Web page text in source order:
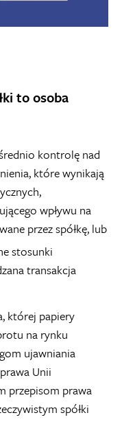
to osoba
kontrolę nad
które wynikają
wpływu na
przez spółkę, lub
stosunki
transakcja
której papiery
na rynku
ujawniania
Unii
przepisom prawa
spółki